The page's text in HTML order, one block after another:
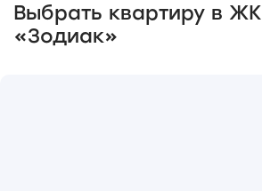
Выбрать квартиру в ЖК
«Зодиак»